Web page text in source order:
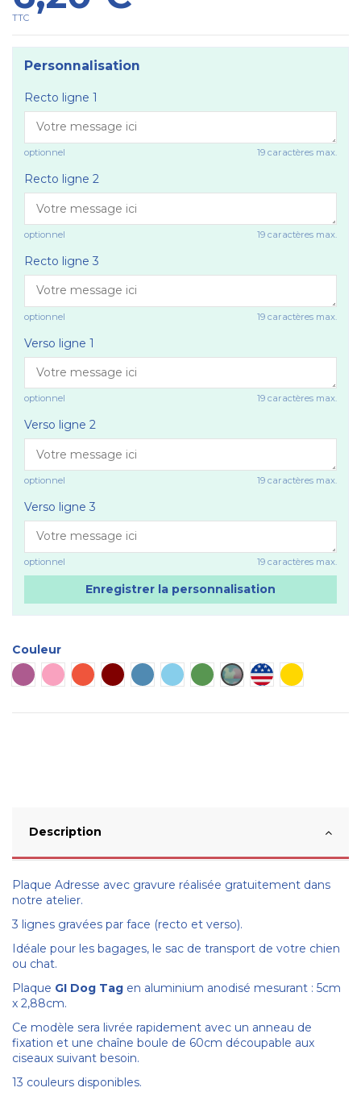
TTC
Personnalisation
Recto ligne 1
optionnel 19 caractères max.
Recto ligne 2
optionnel 19 caractères max.
Recto ligne 3
optionnel 19 caractères max.
Verso ligne 1
optionnel 19 caractères max.
Verso ligne 2
optionnel 19 caractères max.
Verso ligne 3
optionnel 19 caractères max.
Enregistrer la personnalisation
Couleur
Plaque violette
Plaque rosePlaque rouge
Plaque marron
Plaque bleue
Plaque bleu ciel
Plaque verte
Plaque camouflage
Plaque USA
Plaque
Description
Plaque Adresse avec gravure réalisée gratuitement dans
notre atelier.
3 lignes gravées par face (recto et verso).
Idéale pour les bagages, le sac de transport de votre chien
ou chat.
Plaque GI Dog Tag en aluminium anodisé mesurant : 5cm
x 2,88cm.
Ce modèle sera livrée rapidement avec un anneau de
fixation et une chaîne boule de 60cm découpable aux
ciseaux suivant besoin.
13 couleurs disponibles.